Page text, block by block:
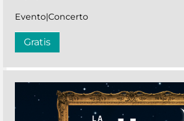
Evento|Concerto
Gratis